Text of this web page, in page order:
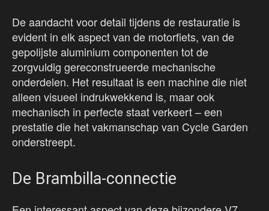
De aandacht voor detail tijdens de restauratie is
evident in elk aspect van de motorfiets, van de
gepolijste aluminium componenten tot de
zorgvuldig gereconstrueerde mechanische
onderdelen. Het resultaat is een machine die niet
alleen visueel indrukwekkend is, maar ook
mechanisch in perfecte staat verkeert – een
prestatie die het vakmanschap van Cycle Garden
onderstreept.
De Brambilla-connectie